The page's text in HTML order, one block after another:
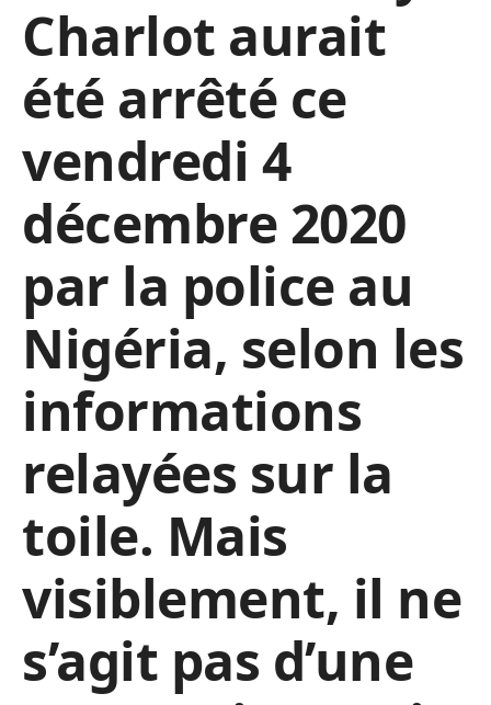
Charlot aurait
été arrêté ce
vendredi 4
décembre 2020
par la police au
Nigéria, selon les
informations
relayées sur la
toile. Mais
visiblement, il ne
s’agit pas d’une